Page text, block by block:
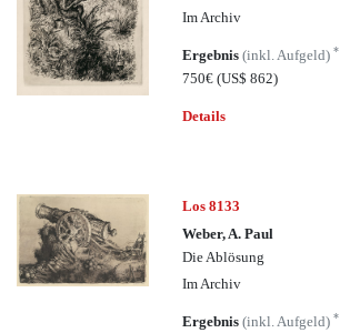
Im Archiv
Ergebnis(inkl. Aufgeld)*
750€(US$ 862)
Details
Los 8133
Weber, A. Paul
Die Ablösung
Im Archiv
Ergebnis(inkl. Aufgeld)*